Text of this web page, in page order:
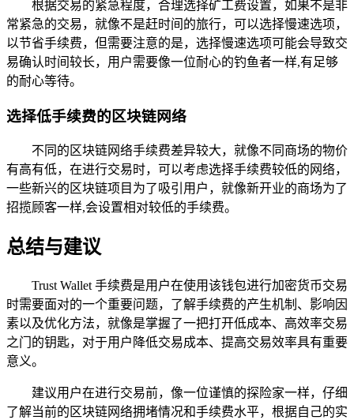
根据交易的紧急程度，合理选择矿工费设置，如果不是非
常紧急的交易，就像不是赶时间的旅行，可以选择慢速选项，
以节省手续费，但需要注意的是，选择慢速选项可能会导致交
易确认时间较长，用户需要像一位耐心的钓鱼者一样,有足够
的耐心等待。
选择低手续费的区块链网络
不同的区块链网络手续费差异较大，就像不同商场的物价
有高有低，在进行交易时，可以考虑选择手续费较低的网络，
一些新兴的区块链项目为了吸引用户，就像新开业的商场为了
招揽顾客一样,会设置相对较低的手续费。
总结与建议
Trust Wallet 手续费是用户在使用该钱包进行加密货币交易
时需要面对的一个重要问题，了解手续费的产生机制、影响因
素以及优化方法，就像是掌握了一把打开低成本、高效率交易
之门的钥匙，对于用户降低交易成本、提高交易效率具有重要
意义。
建议用户在进行交易前，像一位谨慎的探险家一样，仔细
了解当前的区块链网络拥堵情况和手续费水平，根据自己的实